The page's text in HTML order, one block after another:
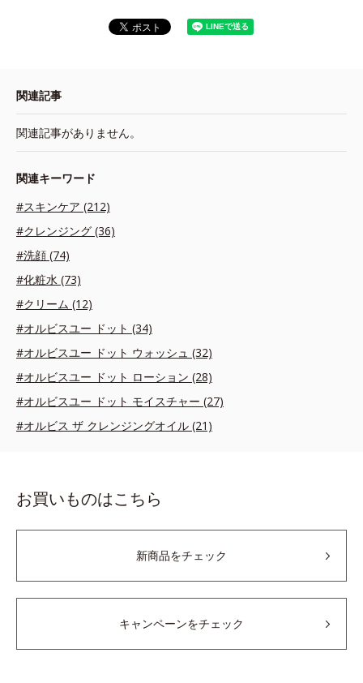
関連記事
関連記事がありません。
関連キーワード
#スキンケア (212)
#クレンジング (36)
#洗顔 (74)
#化粧水 (73)
#クリーム (12)
#オルビスユー ドット (34)
#オルビスユー ドット ウォッシュ (32)
#オルビスユー ドット ローション (28)
#オルビスユー ドット モイスチャー (27)
#オルビス ザ クレンジングオイル (21)
お買いものはこちら
新商品をチェック
キャンペーンをチェック